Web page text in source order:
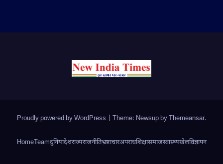
Proudly powered by WordPress Theme: Newsup byThemeansar.
HomeTeamदुनियादेशराज्यराजनीतिभ्रष्टाचारअपराधशिक्षासमाजस्वास्थ्यखेलविज्ञापन